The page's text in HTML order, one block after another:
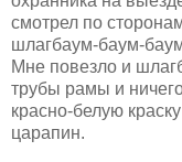
смотрел по
шлагбаум-баум-
Мне повезло и
трубы рамы и
красно-белую
царапин.